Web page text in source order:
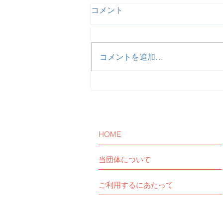
コメント
コメントを追加…
当団体について
HOME
ご利用するにあたって